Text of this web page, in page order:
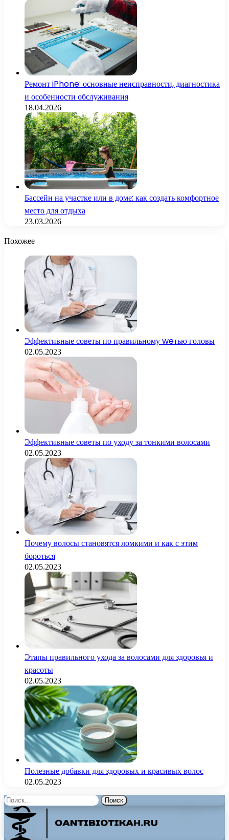
Ремонт iPhone: основные неисправности, диагностика
и особенности обслуживания
18.04.2026
Бассейн на участке или в доме: как создать комфортное
место для отдыха
23.03.2026
Похожее
Эффективные советы по правильному weтью головы
02.05.2023
Эффективные советы по уходу за тонкими волосами
02.05.2023
Почему волосы становятся ломкими и как с этим
бороться
02.05.2023
Этапы правильного ухода за волосами для здоровья и
красоты
02.05.2023
Полезные добавки для здоровых и красивых волос
02.05.2023
Найти: